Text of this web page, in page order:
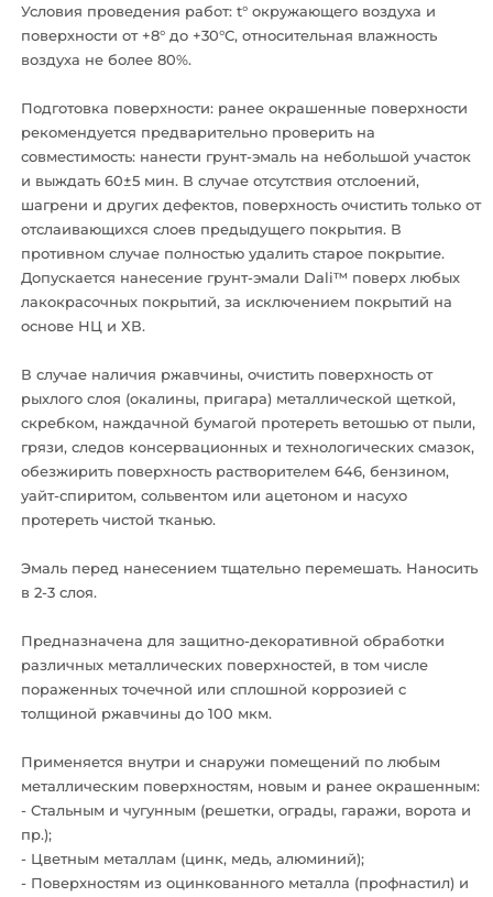
Условия проведения работ: t° окружающего воздуха и
поверхности от +8° до +30°С, относительная влажность
воздуха не более 80%.
Подготовка поверхности: ранее окрашенные поверхности
рекомендуется предварительно проверить на
совместимость: нанести грунт-эмаль на небольшой участок
и выждать 60±5 мин. В случае отсутствия отслоений,
шагрени и других дефектов, поверхность очистить только от
отслаивающихся слоев предыдущего покрытия. В
противном случае полностью удалить старое покрытие.
Допускается нанесение грунт-эмали Dali™ поверх любых
лакокрасочных покрытий, за исключением покрытий на
основе НЦ и ХВ.
В случае наличия ржавчины, очистить поверхность от
рыхлого слоя (окалины, пригара) металлической щеткой,
скребком, наждачной бумагой протереть ветошью от пыли,
грязи, следов консервационных и технологических смазок,
обезжирить поверхность растворителем 646, бензином,
уайт-спиритом, сольвентом или ацетоном и насухо
протереть чистой тканью.
Эмаль перед нанесением тщательно перемешать. Наносить
в 2-3 слоя.
Предназначена для защитно-декоративной обработки
различных металлических поверхностей, в том числе
пораженных точечной или сплошной коррозией c
толщиной ржавчины до 100 мкм.
Применяется внутри и снаружи помещений по любым
металлическим поверхностям, новым и ранее окрашенным:
- Стальным и чугунным (решетки, ограды, гаражи, ворота и
пр.);
- Цветным металлам (цинк, медь, алюминий);
- Поверхностям из оцинкованного металла (профнастил) и